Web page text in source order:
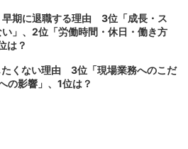
早期に退職する理由 3位「成長・ス
」、2位「労働時間・休日・働き方
は？
たくない理由 3位「現場業務へのこだ
の影響」、1位は？